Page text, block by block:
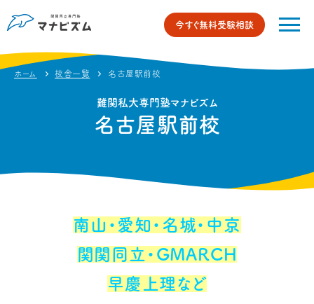
今すぐ無料受験相談
ホーム 校舎一覧 名古屋駅前校
難関私大専門塾マナビズム
名古屋駅前校
南山・愛知・名城・中京
関関同立・GMARCH
早慶上理など
校舎情報・アクセス 名古屋駅前校の特徴 合格実績